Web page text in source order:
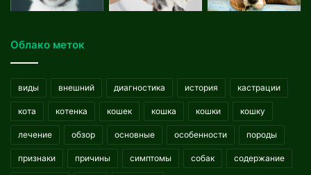
Облако меток
виды внешний диагностика история кастрации
кота котенка кошек кошка кошки кошку
лечение обзор основные особенности породы
признаки причины симптомы собак содержание